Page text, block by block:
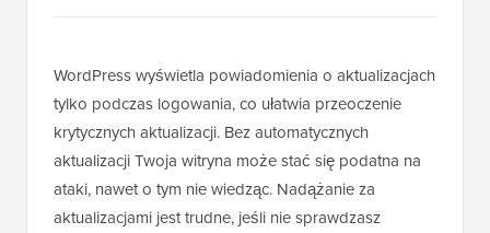
WordPress wyświetla powiadomienia o aktualizacjach
tylko podczas logowania, co ułatwia przeoczenie
krytycznych aktualizacji. Bez automatycznych
aktualizacji Twoja witryna może stać się podatna na
ataki, nawet o tym nie wiedząc. Nadążanie za
aktualizacjami jest trudne, jeśli nie sprawdzasz